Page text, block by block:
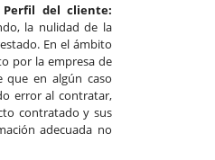
Perfil del cliente:
la nulidad de la
En el ámbito
por la empresa de
en algún caso
error al contratar,
contratado y sus
adecuada no